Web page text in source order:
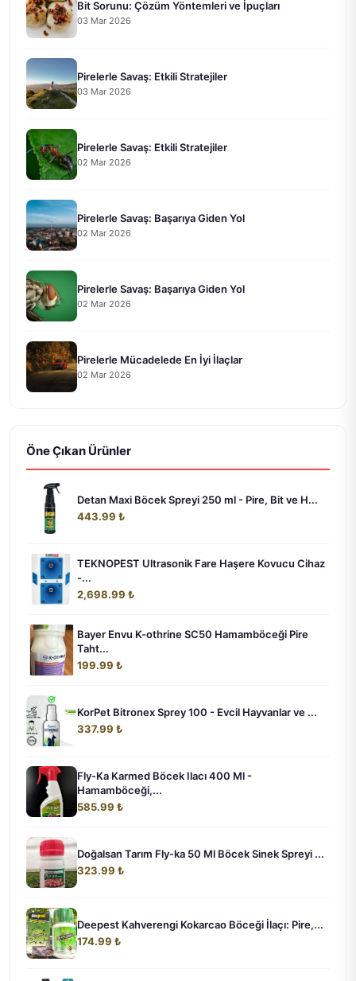
Bit Sorunu: Çözüm Yöntemleri ve İpuçları
03 Mar 2026
Pirelerle Savaş: Etkili Stratejiler
03 Mar 2026
Pirelerle Savaş: Etkili Stratejiler
02 Mar 2026
Pirelerle Savaş: Başarıya Giden Yol
02 Mar 2026
Pirelerle Savaş: Başarıya Giden Yol
02 Mar 2026
Pirelerle Mücadelede En İyi İlaçlar
02 Mar 2026
Öne Çıkan Ürünler
Detan Maxi Böcek Spreyi 250 ml - Pire, Bit ve H...
443.99 ₺
TEKNOPEST Ultrasonik Fare Haşere Kovucu Cihaz
-...
2,698.99 ₺
Bayer Envu K-othrine SC50 Hamamböceği Pire
Taht...
199.99 ₺
KorPet Bitronex Sprey 100 - Evcil Hayvanlar ve ...
337.99 ₺
Fly-Ka Karmed Böcek Ilacı 400 Ml -
Hamamböceği,...
585.99 ₺
Doğalsan Tarım Fly-ka 50 Ml Böcek Sinek Spreyi ...
323.99 ₺
Deepest Kahverengi Kokarcao Böceği İlaçı: Pire,...
174.99 ₺